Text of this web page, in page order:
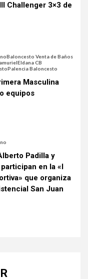
Challenger 3×3 de
Baloncesto Venta de Baños
Eldana CB
Palencia Baloncesto
Masculina
equipos
Padilla y
en la «I
que organiza
San Juan